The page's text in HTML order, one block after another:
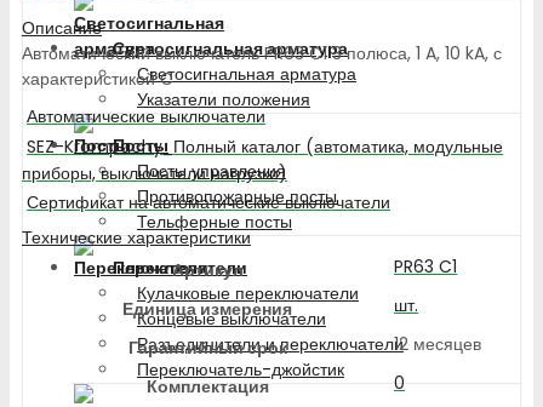
Светосигнальная арматура
Светосигнальная арматура
Указатели положения
Посты
Посты управления
Противопожарные посты
Тельферные посты
Переключатели
Кулачковые переключатели
Концевые выключатели
Разъединители и переключатели
Переключатель-джойстик
Описание
Автоматический выключатель PR63 C1 3 полюса, 1 A, 10 kA, с
характеристикой C
Автоматические выключатели
SEZ-Krompachy_Полный каталог (автоматика, модульные
приборы, выключатели нагрузки)
Сертификат на автоматические выключатели
Технические характеристики
Артикул
PR63 C1
Единица измерения
шт.
Гарантийный срок
12 месяцев
Комплектация
0